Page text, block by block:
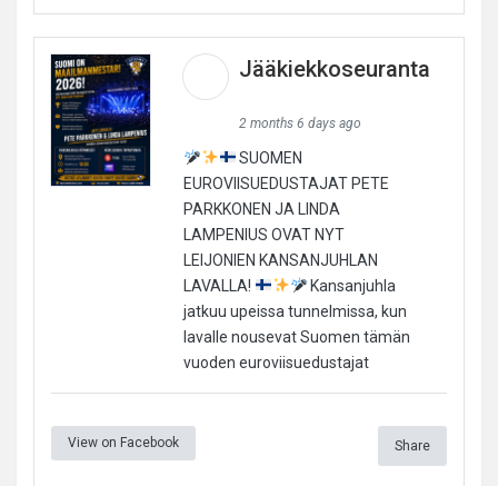
Jääkiekkoseuranta
2 months 6 days ago
SUOMEN
EUROVIISUEDUSTAJAT PETE
PARKKONEN JA LINDA
LAMPENIUS OVAT NYT
LEIJONIEN KANSANJUHLAN
LAVALLA!
Kansanjuhla
jatkuu upeissa tunnelmissa, kun
lavalle nousevat Suomen tämän
vuoden euroviisuedustajat
View on Facebook Share